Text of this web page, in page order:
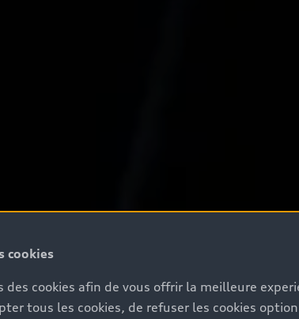
cookies
des cookies afin de vous offrir la meilleure
tous les cookies, de refuser les cookies